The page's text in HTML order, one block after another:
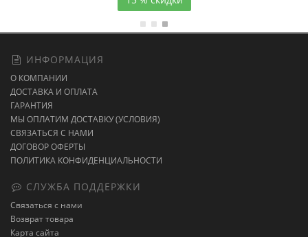
ИНФОРМАЦИЯ
О КОМПАНИИ
ДОСТАВКА И ОПЛАТА
ГАРАНТИЯ
МЫ ОПЛАТИМ ДОСТАВКУ (УСЛОВИЯ)
СВЯЗАТЬСЯ С НАМИ
ДОГОВОР ОФЕРТЫ
ПОЛИТИКА КОНФИДЕНЦИАЛЬНОСТИ
СЛУЖБА ПОДДЕРЖКИ
Связаться с нами
Возврат товара
Карта сайта